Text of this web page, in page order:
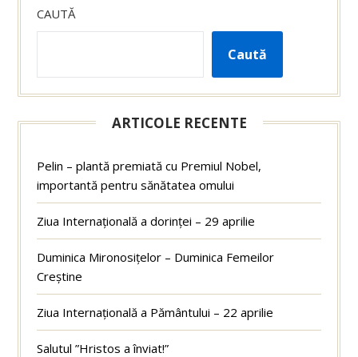
CAUTĂ
Caută
ARTICOLE RECENTE
Pelin – plantă premiată cu Premiul Nobel,
importantă pentru sănătatea omului
Ziua Internațională a dorinței – 29 aprilie
Duminica Mironosițelor – Duminica Femeilor
Creștine
Ziua Internațională a Pământului – 22 aprilie
Salutul ”Hristos a înviat!”